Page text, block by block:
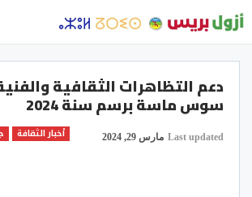
دعم التظاهرات الثقافية
سوس ماسة برسم سنة 2024
أخبار الثقافة Last updated مارس 29, 2024